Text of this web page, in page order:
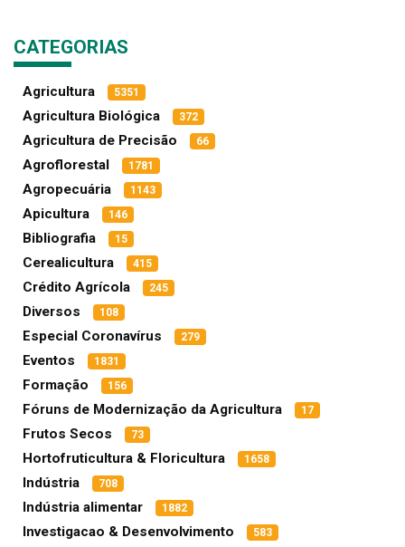
CATEGORIAS
Agricultura 5351
Agricultura Biológica 372
Agricultura de Precisão 66
Agroflorestal 1781
Agropecuária 1143
Apicultura 146
Bibliografia 15
Cerealicultura 415
Crédito Agrícola 245
Diversos 108
Especial Coronavírus 279
Eventos 1831
Formação 156
Fóruns de Modernização da Agricultura 17
Frutos Secos 73
Hortofruticultura & Floricultura 1658
Indústria 708
Indústria alimentar 1882
Investigacao & Desenvolvimento 583